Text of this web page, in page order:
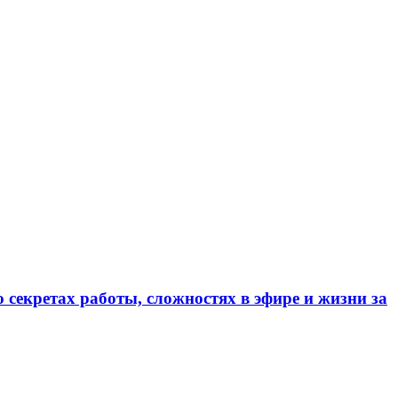
работы, сложностях в эфире и жизни за